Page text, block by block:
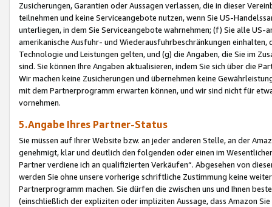
Zusicherungen, Garantien oder Aussagen verlassen, die in dieser
teilnehmen und keine Serviceangebote nutzen, wenn Sie US-
unterliegen, in dem Sie Serviceangebote wahrnehmen; (f) Sie alle
amerikanische Ausfuhr- und Wiederausfuhrbeschränkungen
Technologie und Leistungen gelten, und (g) die Angaben, die Sie im
sind. Sie können Ihre Angaben aktualisieren, indem Sie sich über die
Wir machen keine Zusicherungen und übernehmen keine
mit dem Partnerprogramm erwarten können, und wir sind nicht für
vornehmen.
5.Angabe Ihres Partner-Status
Sie müssen auf Ihrer Website bzw. an jeder anderen Stelle, an der
genehmigt, klar und deutlich den folgenden oder einen im
Partner verdiene ich an qualifizierten Verkäufen“. Abgesehen von
werden Sie ohne unsere vorherige schriftliche Zustimmung keine
Partnerprogramm machen. Sie dürfen die zwischen uns und Ihnen
(einschließlich der expliziten oder impliziten Aussage, dass Amazon